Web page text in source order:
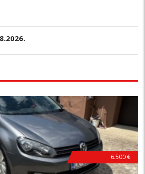
TOP STANJE !
6.500 €